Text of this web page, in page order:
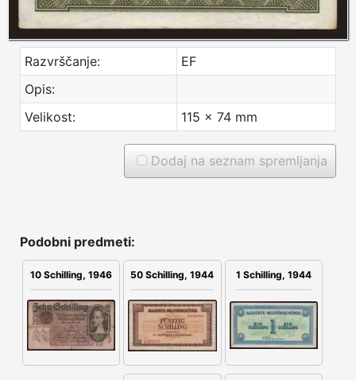
Razvrščanje:
EF
Opis:
Velikost:
115 x 74 mm
Dodaj na seznam spremljanja
Podobni predmeti:
10 Schilling, 1946 50 Schilling, 1944 1 Schilling, 1944